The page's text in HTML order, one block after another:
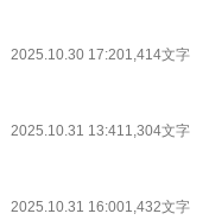
2025.10.30 17:201,414文字
2025.10.31 13:411,304文字
2025.10.31 16:001,432文字